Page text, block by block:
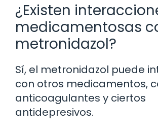
¿Existen
medicamentosas
metronidazol?
Sí, el metronidazol puede
con otros medicamentos,
anticoagulantes y ciertos
antidepresivos.